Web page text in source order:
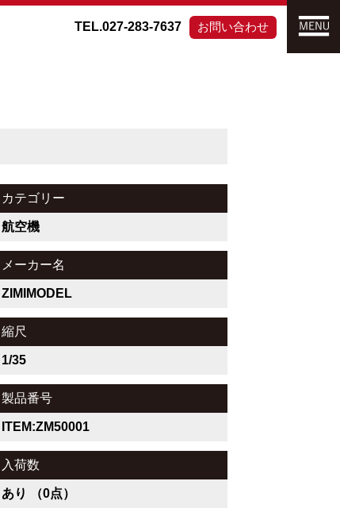
TEL.027-283-7637 お問い合わせ
カテゴリー
航空機
メーカー名
ZIMIMODEL
縮尺
1/35
製品番号
ITEM:ZM50001
入荷数
あり （0点）